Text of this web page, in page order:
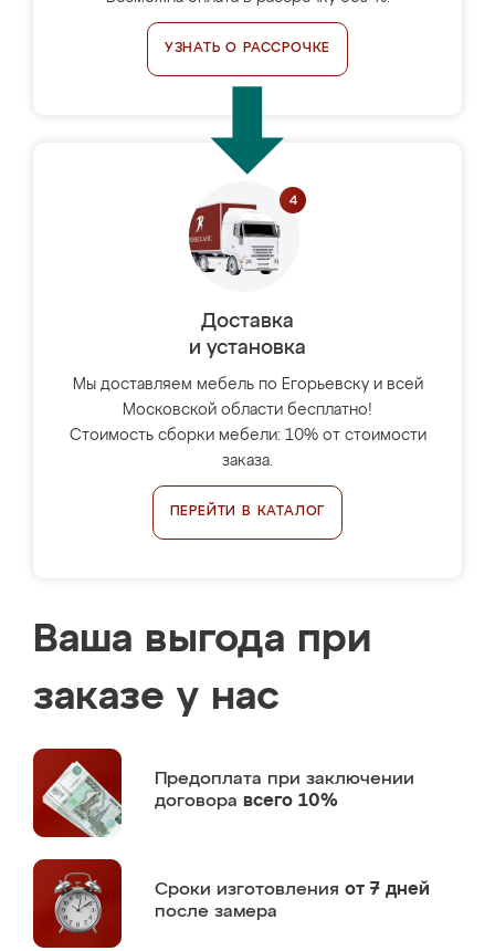
УЗНАТЬ О РАССРОЧКЕ
Доставка
и установка
Мы доставляем мебель по Егорьевску и всей
Московской области бесплатно!
Стоимость сборки мебели: 10% от стоимости
заказа.
ПЕРЕЙТИ В КАТАЛОГ
Ваша выгода при
заказе у нас
Предоплата при заключении
договора всего 10%
Сроки изготовления от 7 дней
после замера